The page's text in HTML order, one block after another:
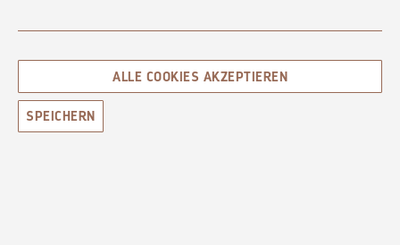
AMOUR N°62
ALLE COOKIES AKZEPTIEREN
SPEICHERN